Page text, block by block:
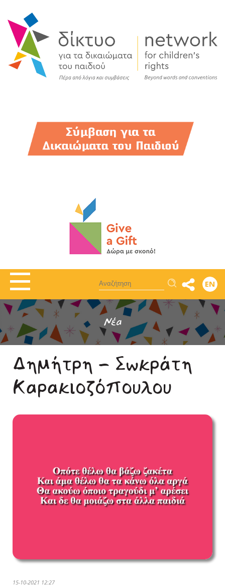
Αναζήτηση EN
Νέα
Δημήτρη - Σωκράτη
Καρακιοζόπουλου
15-10-2021 12:27